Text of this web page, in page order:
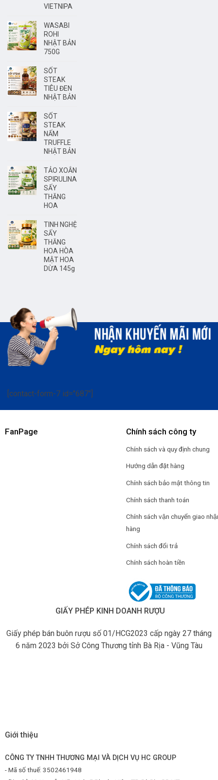
VIETNIPA
WASABI
ROHI
NHẬT BẢN
750G
SỐT
STEAK
TIÊU ĐEN
NHẬT BẢN
SỐT
STEAK
NẤM
TRUFFLE
NHẬT BẢN
TẢO XOẮN
SPIRULINA
SẤY
THĂNG
HOA
TINH NGHỆ
SẤY
THĂNG
HOA HÒA
MẬT HOA
DỪA 145g
[contact-form-7 id="687"]
FanPage Chính sách công ty
Chính sách và quy định chung
Hướng dẫn đặt hàng
Chính sách bảo mật thông tin
Chính sách thanh toán
Chính sách vận chuyển giao
hàng
Chính sách đổi trả
Chính sách hoàn tiền
GIẤY PHÉP KINH DOANH RƯỢU
Giấy phép bán buôn rượu số 01/HCG2023 cấp ngày 27 tháng
6 năm 2023 bởi Sở Công Thương tỉnh Bà Rịa - Vũng Tàu
Giới thiệu
CÔNG TY TNHH THƯƠNG MẠI VÀ DỊCH VỤ HC GROUP
- Mã số thuế: 3502461948